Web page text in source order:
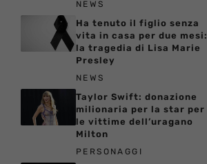
NEWS
Ha tenuto il figlio senza
vita in casa per due mesi:
la tragedia di Lisa Marie
Presley
NEWS
Taylor Swift: donazione
milionaria per la star per
le vittime dell’uragano
Milton
PERSONAGGI